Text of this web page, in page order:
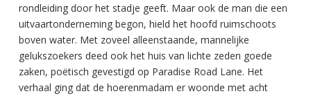
rondleiding door het stadje geeft. Maar ook de man die een
uitvaartonderneming begon, hield het hoofd ruimschoots
boven water. Met zoveel alleenstaande, mannelijke
gelukszoekers deed ook het huis van lichte zeden goede
zaken, poëtisch gevestigd op Paradise Road Lane. Het
verhaal ging dat de hoerenmadam er woonde met acht